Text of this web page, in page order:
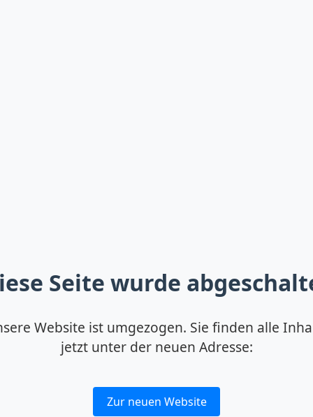
Seite wurde
Website ist umgezogen. Sie finden alle
jetzt unter der neuen Adresse:
Zur neuen Website